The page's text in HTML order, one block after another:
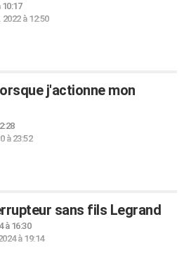
10:17
2022 à 12:50
j'actionne mon
à 23:52
sans fils Legrand
à 16:30
à 19:14